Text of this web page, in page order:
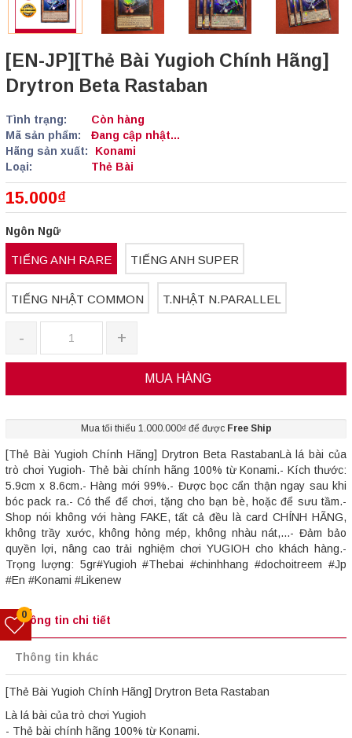
[EN-JP][Thẻ Bài Yugioh Chính Hãng]
Drytron Beta Rastaban
Tình trạng:
Còn hàng
Mã sản phẩm:
Đang cập nhật...
Hãng sản xuất:
Konami
Loại:
Thẻ Bài
15.000₫
Ngôn Ngữ
TIẾNG ANH RARE TIẾNG ANH SUPER
TIẾNG NHẬT COMMON T.NHẬT N.PARALLEL
- +
MUA HÀNG
Mua tối thiểu 1.000.000₫ để được Free Ship
[Thẻ Bài Yugioh Chính Hãng] Drytron Beta RastabanLà lá bài của
trò chơi Yugioh- Thẻ bài chính hãng 100% từ Konami.- Kích thước:
5.9cm x 8.6cm.- Hàng mới 99%.- Được bọc cẩn thận ngay sau khi
bóc pack ra.- Có thể để chơi, tặng cho bạn bè, hoặc để sưu tầm.-
Shop nói không với hàng FAKE, tất cả đều là card CHÍNH HÃNG,
không trầy xước, không hỏng mép, không nhàu nát,...- Đảm bảo
quyền lợi, nâng cao trải nghiệm chơi YUGIOH cho khách hàng.-
Trọng lượng: 5gr#Yugioh #Thebai #chinhhang #dochoitreem #Jp
#En #Konami #Likenew
Thông tin chi tiết
Thông tin khác
[Thẻ Bài Yugioh Chính Hãng] Drytron Beta Rastaban
Là lá bài của trò chơi Yugioh
- Thẻ bài chính hãng 100% từ Konami.
0